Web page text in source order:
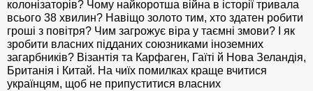
колонізаторів? Чому найкоротша війна в історії тривала
всього 38 хвилин? Навіщо золото тим, хто здатен робити
гроші з повітря? Чим загрожує віра у таємні змови? І як
зробити власних підданих союзниками іноземних
загарбників? Візантія та Карфаген, Гаїті й Нова Зеландія,
Британія і Китай. На чиїх помилках краще вчитися
українцям, щоб не припуститися власних